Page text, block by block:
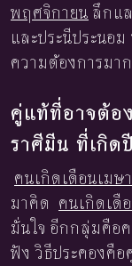
พฤศจิกายน ลึกแ
และประนีประนอ
ความต้องการมา
คู่แท้ที่อาจต้อ
ราศีมีน ที่เกิด
คนเกิดเดือนเมษ
มาคิด คนเกิดเดื
มั่นใจ อีกกลุ่มคือ
ฟัง วิธีประคองคือ